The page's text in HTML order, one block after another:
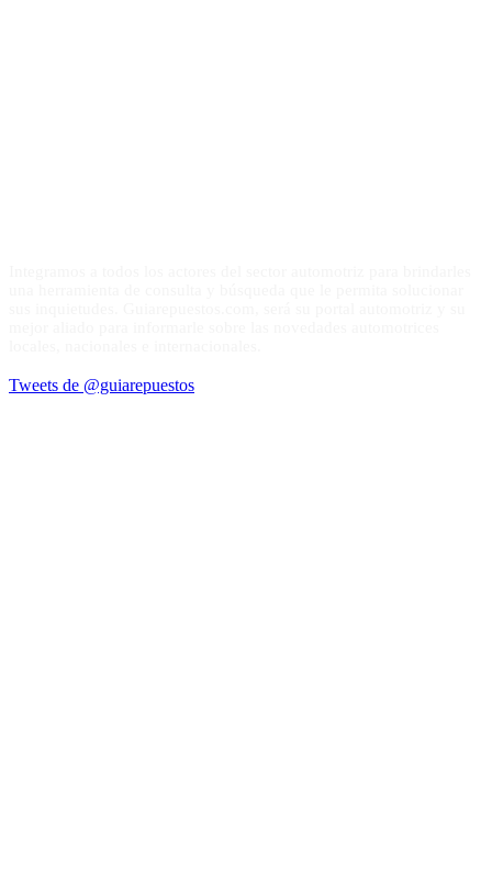
Tweets de @guiarepuestos